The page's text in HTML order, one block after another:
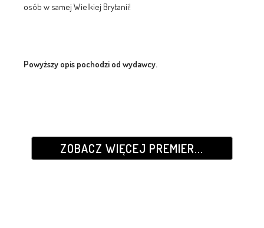
osób w samej Wielkiej Brytanii!
Powyższy opis pochodzi od wydawcy.
ZOBACZ WIĘCEJ PREMIER...